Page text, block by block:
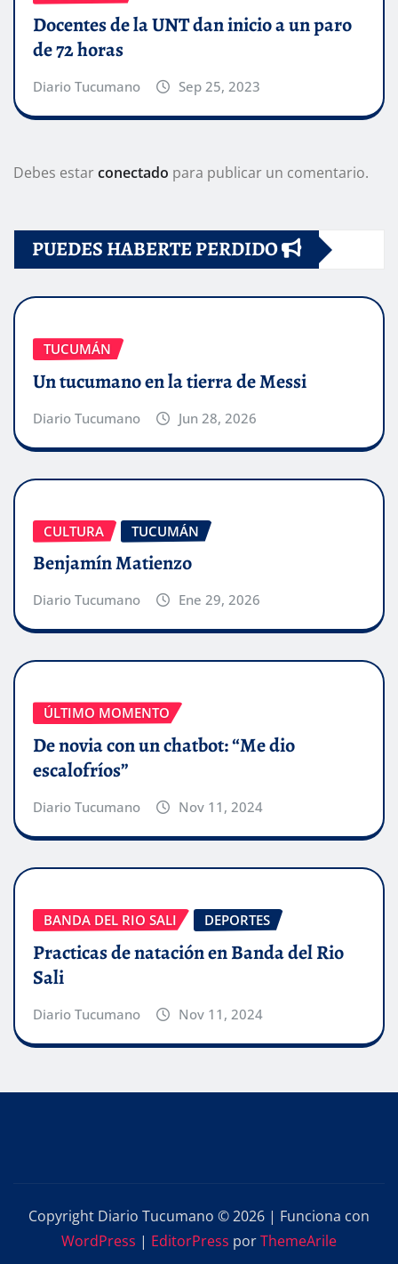
Docentes de la UNT dan inicio a un paro
de 72 horas
Diario Tucumano Sep 25, 2023
Debes estarconectado para publicar un comentario.
PUEDES HABERTE PERDIDO
TUCUMÁN
Un tucumano en la tierra de Messi
Diario Tucumano Jun 28, 2026
CULTURA TUCUMÁN
Benjamín Matienzo
Diario Tucumano Ene 29, 2026
ÚLTIMO MOMENTO
De novia con un chatbot: “Me dio
escalofríos”
Diario Tucumano Nov 11, 2024
BANDA DEL RIO SALI DEPORTES
Practicas de natación en Banda del Rio
Sali
Diario Tucumano Nov 11, 2024
Copyright Diario Tucumano © 2026 | Funciona con
WordPress | EditorPress porThemeArile